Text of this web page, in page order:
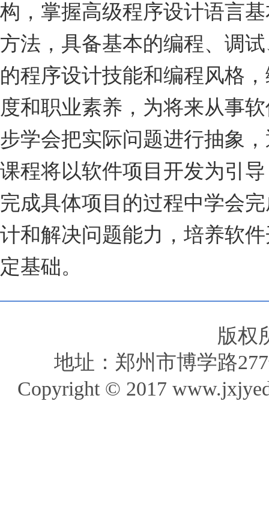
构，掌握高级程序设计语言
方法，具备基本的编程、调
的程序设计技能和编程风格
度和职业素养，为将来从事
步学会把实际问题进行抽象
课程将以软件项目开发为引
完成具体项目的过程中学会
计和解决问题能力，培养软
定基础。
版权
地址：郑州市博学路
Copyright © 2017